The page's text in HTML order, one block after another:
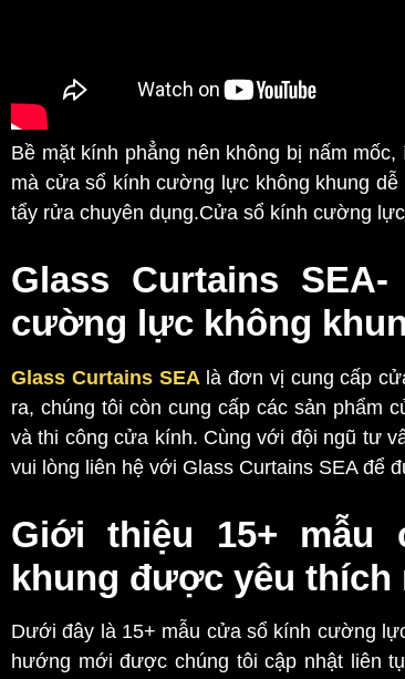
Bề mặt kính phẳng nên không bị nấm
mà cửa sổ kính cường lực không khung
tẩy rửa chuyên dụng.Cửa sổ kính cường
Glass Curtains
cường lực không
Glass Curtains SEA là đơn vị cung cấp
ra, chúng tôi còn cung cấp các sản phẩm
và thi công cửa kính. Cùng với đội ngũ tư
vui lòng liên hệ với Glass Curtains SEA để
Giới thiệu 15+
khung được yêu thích
Dưới đây là 15+ mẫu cửa sổ kính cường
hướng mới được chúng tôi cập nhật liên